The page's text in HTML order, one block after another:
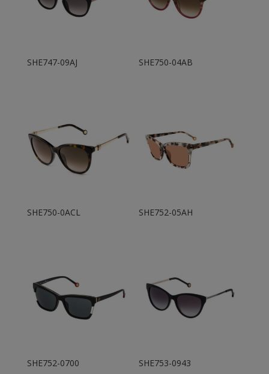
SHE747-09AJ SHE750-04AB
SHE750-0ACL SHE752-05AH
SHE752-0700 SHE753-0943